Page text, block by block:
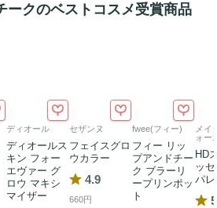
ークのベストコスメ受賞商品
ディオール
ディオールス
キン フォー
エヴァー グ
ロウ マキシ
マイザー
セザンヌ
フェイスグロ
ウカラー
4.9
660円
fwee(フィー)
フィー リッ
プアンドチー
ク ブラーリ
ープリンポッ
ト
メイ
ォー
HD
ッ
パ